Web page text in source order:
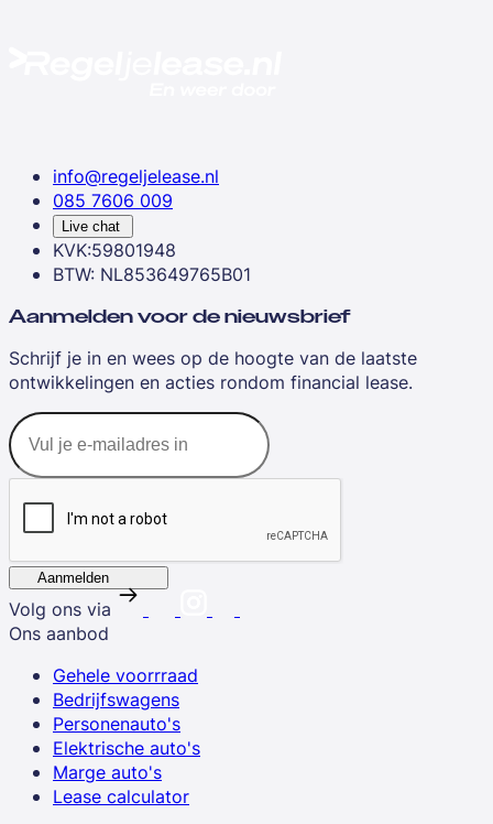
info@regeljelease.nl
085 7606 009
Live chat
KVK:59801948
BTW: NL853649765B01
Aanmelden voor de nieuwsbrief
Schrijf je in en wees op de hoogte van de laatste
ontwikkelingen en acties rondom financial lease.
Aanmelden
Volg ons via
Ons aanbod
Gehele voorrraad
Bedrijfswagens
Personenauto's
Elektrische auto's
Marge auto's
Lease calculator